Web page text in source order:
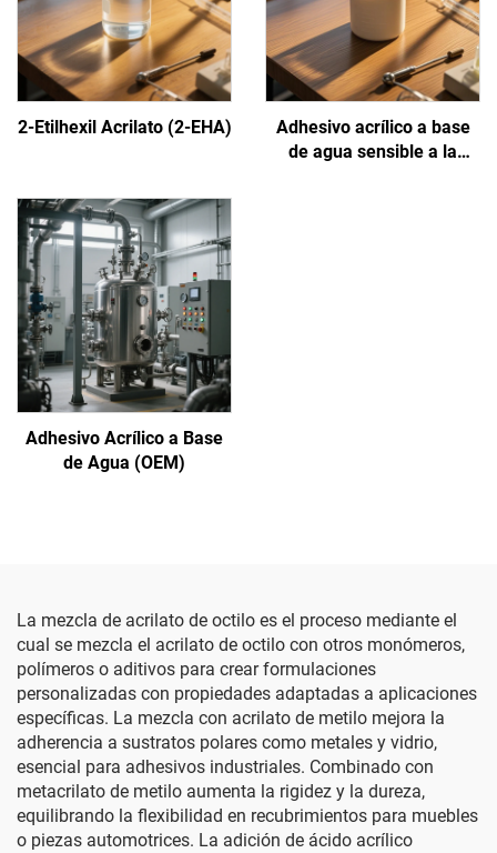
2-Etilhexil Acrilato (2-EHA)
Adhesivo acrílico a base
de agua sensible a la
Adhesivo Acrílico a Base
de Agua (OEM)
La mezcla de acrilato de octilo es el proceso mediante el
cual se mezcla el acrilato de octilo con otros monómeros,
polímeros o aditivos para crear formulaciones
personalizadas con propiedades adaptadas a aplicaciones
específicas. La mezcla con acrilato de metilo mejora la
adherencia a sustratos polares como metales y vidrio,
esencial para adhesivos industriales. Combinado con
metacrilato de metilo aumenta la rigidez y la dureza,
equilibrando la flexibilidad en recubrimientos para muebles
o piezas automotrices. La adición de ácido acrílico